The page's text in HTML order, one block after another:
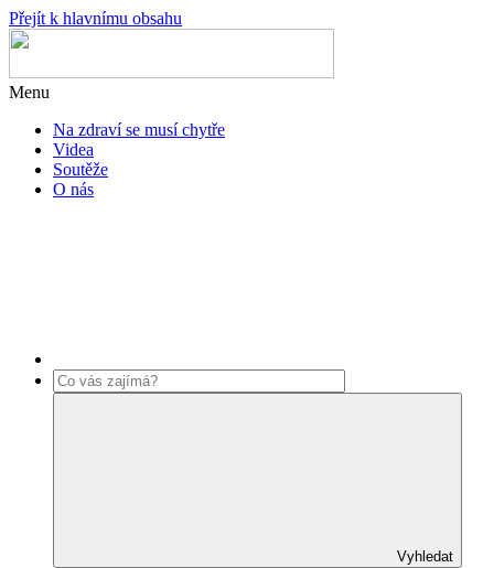
Přejít k hlavnímu obsahu
Menu
Na zdraví se musí chytře
Videa
Soutěže
O nás
Vyhledat